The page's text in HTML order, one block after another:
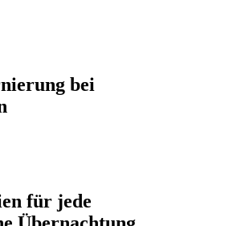
bei
für jede